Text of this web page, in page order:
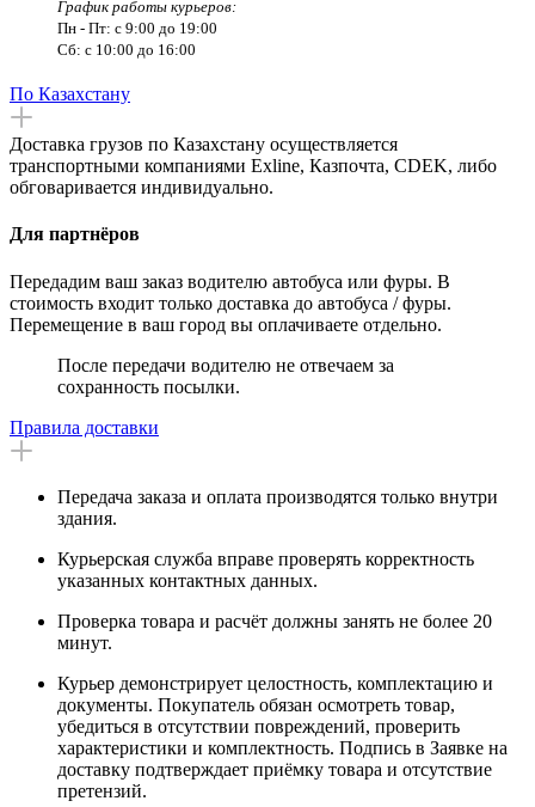
График работы курьеров:
Пн - Пт: с 9:00 до 19:00
Сб: с 10:00 до 16:00
По Казахстану
Доставка грузов по Казахстану осуществляется
транспортными компаниями Exline, Казпочта, CDEK, либо
обговаривается индивидуально.
Для партнёров
Передадим ваш заказ водителю автобуса или фуры. В
стоимость входит только доставка до автобуса / фуры.
Перемещение в ваш город вы оплачиваете отдельно.
После передачи водителю не отвечаем за
сохранность посылки.
Правила доставки
Передача заказа и оплата производятся только внутри
здания.
Курьерская служба вправе проверять корректность
указанных контактных данных.
Проверка товара и расчёт должны занять не более 20
минут.
Курьер демонстрирует целостность, комплектацию и
документы. Покупатель обязан осмотреть товар,
убедиться в отсутствии повреждений, проверить
характеристики и комплектность. Подпись в Заявке на
доставку подтверждает приёмку товара и отсутствие
претензий.